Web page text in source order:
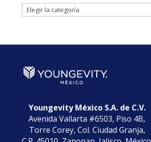
Noticias
por
Youngevity México S.A. de C.V.
Avenida Vallarta #6503, Piso 4B,
Torre Corey, Col. Ciudad Granja,